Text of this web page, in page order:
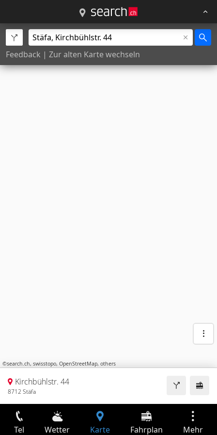
Feedback | Zur alten Karte wechseln
©search.ch, swisstopo, OpenStreetMap, others
Kirchbühlstr. 44
8712 Stäfa
Tel Wetter Karte Fahrplan Mehr